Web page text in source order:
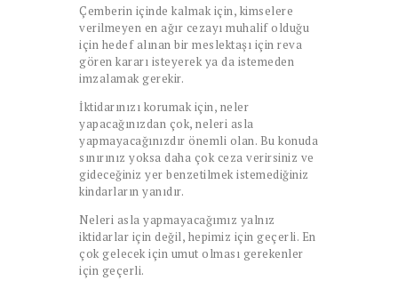
Çemberin içinde kalmak için, kimselere
verilmeyen en ağır cezayı muhalif olduğu
için hedef alınan bir meslektaşı için reva
gören kararı isteyerek ya da istemeden
imzalamak gerekir.
İktidarınızı korumak için, neler
yapacağınızdan çok, neleri asla
yapmayacağınızdır önemli olan. Bu konuda
sınırınız yoksa daha çok ceza verirsiniz ve
gideceğiniz yer benzetilmek istemediğiniz
kindarların yanıdır.
Neleri asla yapmayacağımız yalnız
iktidarlar için değil, hepimiz için geçerli. En
çok gelecek için umut olması gerekenler
için geçerli.